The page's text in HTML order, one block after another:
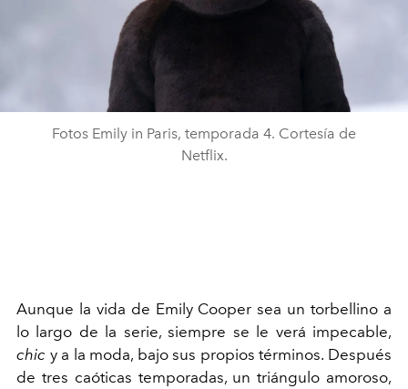
Fotos Emily in Paris, temporada 4. Cortesía de
Netflix.
Aunque la vida de Emily Cooper sea un torbellino a
lo largo de la serie, siempre se le verá impecable,
chic y a la moda, bajo sus propios términos. Después
de tres caóticas temporadas, un triángulo amoroso,